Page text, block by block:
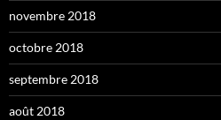
novembre 2018
octobre 2018
septembre 2018
août 2018